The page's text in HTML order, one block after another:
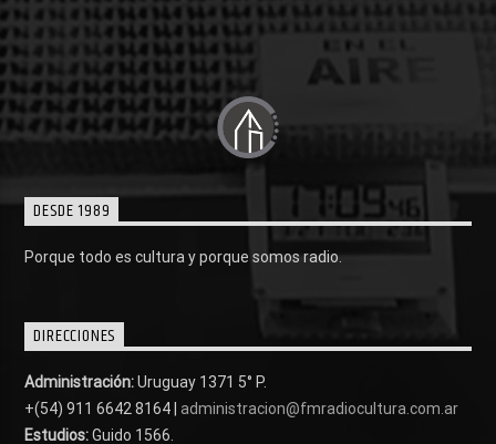
DESDE 1989
Porque todo es cultura y porque somos radio.
DIRECCIONES
Administración:Uruguay 1371 5° P.
+(54) 911 6642 8164 | administracion@fmradiocultura.com.ar
Estudios:Guido 1566.